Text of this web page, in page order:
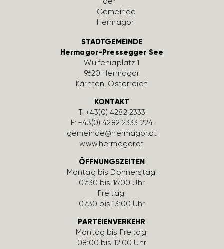
STADTGEMEINDE
Hermagor-Pressegger See
Wulfe­nia­platz 1
9620 Hermagor
Kärnten, Öster­reich
KONTAKT
T:+43(0) 4282 2333
F: +43(0) 4282 2333 224
gemeinde@hermagor.at
www.hermagor.at
ÖFFNUNGSZEITEN
Montag bis Donnerstag:
07:30 bis 16:00 Uhr
Freitag:
07:30 bis 13:00 Uhr
PARTEIENVERKEHR
Montag bis Freitag:
08:00 bis 12:00 Uhr